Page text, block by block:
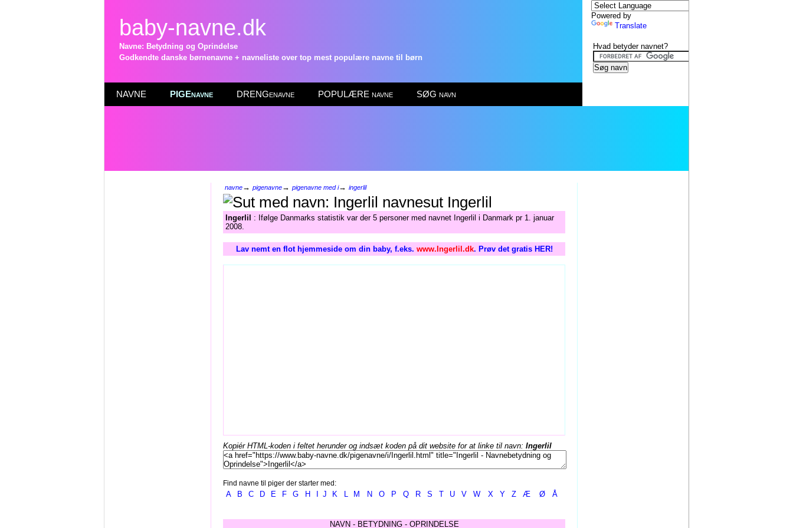
baby-navne.dk
Navne: Betydning og Oprindelse
Godkendte danske børnenavne + navneliste over top mest populære navne til børn
NAVNE PIGEnavne DRENGenavne POPULÆRE navne SØG navn
navne→ pigenavne→ pigenavne med i→ ingerlil
Ingerlil
Ingerlil
: Ifølge Danmarks statistik var der 5 personer med navnet Ingerlil i Danmark pr 1. januar
2008.
Lav nemt en flot hjemmeside om din baby, f.eks. www.Ingerlil.dk. Prøv det gratis HER!
Kopiér HTML-koden i feltet herunder og indsæt koden på dit website for at linke til navn: Ingerlil
Find navne til piger der starter med:
A B C D E F G H J K L M N O P Q R S T U V W X Y Z Æ Ø Å
NAVN - BETYDNING - OPRINDELSE
Powered by
Translate
Hvad betyder navnet?